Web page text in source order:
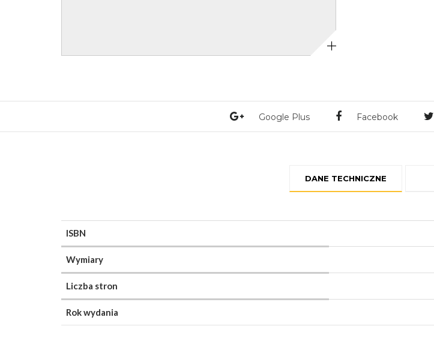
Powiększ
Google Plus Facebook
DANE TECHNICZNE
ISBN
Wymiary
Liczba stron
Rok wydania